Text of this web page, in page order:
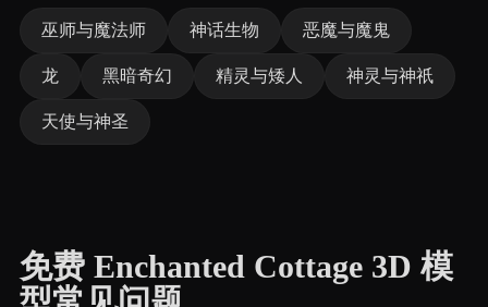
巫师与魔法师 神话生物 恶魔与魔鬼
龙 黑暗奇幻 精灵与矮人 神灵与神祇
天使与神圣
免费 Enchanted Cottage 3D 模